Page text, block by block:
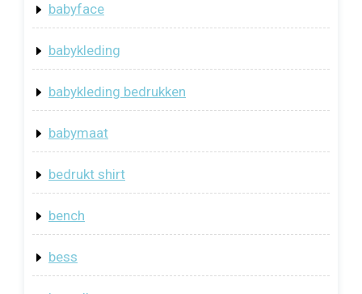
babyface
babykleding
babykleding bedrukken
babymaat
bedrukt shirt
bench
bess